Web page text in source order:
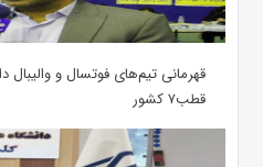
قهرمانی تیم‌های فوتسال و والیبال
قطب۷ کشور